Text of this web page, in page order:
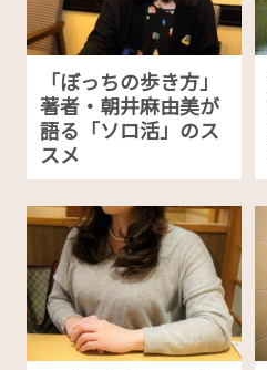
「ぼっちの歩き方」
著者・朝井麻由美が
語る「ソロ活」のス
スメ